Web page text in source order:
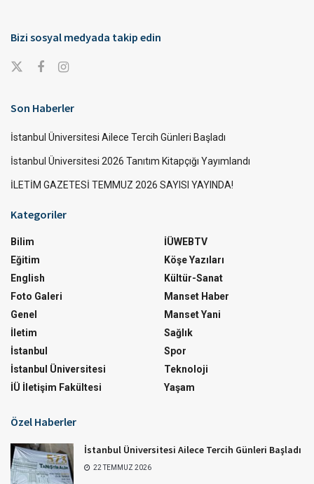
Bizi sosyal medyada takip edin
Son Haberler
İstanbul Üniversitesi Ailece Tercih Günleri Başladı
İstanbul Üniversitesi 2026 Tanıtım Kitapçığı Yayımlandı
İLETİM GAZETESİ TEMMUZ 2026 SAYISI YAYINDA!
Kategoriler
Bilim
Eğitim
English
Foto Galeri
Genel
İletim
İstanbul
İstanbul Üniversitesi
İÜ İletişim Fakültesi
İÜWEBTV
Köşe Yazıları
Kültür-Sanat
Manset Haber
Manset Yani
Sağlık
Spor
Teknoloji
Yaşam
Özel Haberler
İstanbul Üniversitesi Ailece Tercih Günleri Başladı
22 TEMMUZ 2026